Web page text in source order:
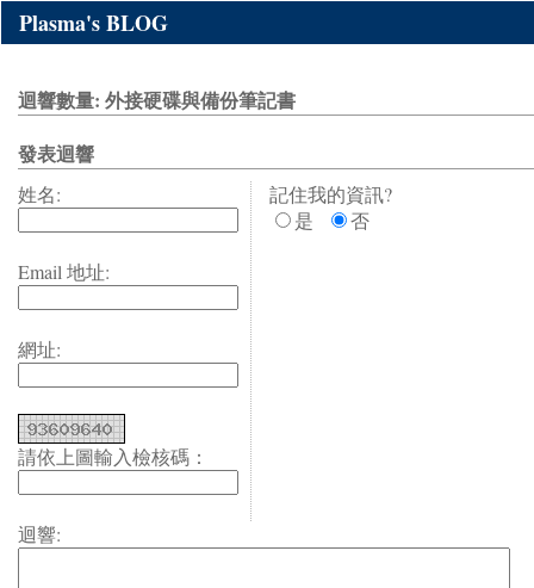
Plasma's BLOG
迴響數量: 外接硬碟與備份筆記書
發表迴響
姓名:
Email 地址:
網址:
請依上圖輸入檢核碼：
記住我的資訊?
是
否
迴響: